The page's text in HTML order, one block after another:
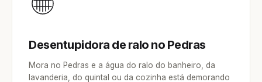
Desentupidora de ralo no Pedras
Mora no Pedras e a água do ralo do banheiro, da
lavanderia, do quintal ou da cozinha está demorando